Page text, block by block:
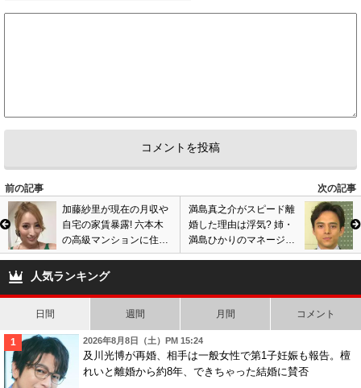
前の記事
次の記事
加藤紗里が現在の月収や
自宅の家賃暴露! 六本木
の高級マンションに住め
る理由、パトロン(パパ)
の存在が判明?
満島真之介がスピード離
婚した理由は浮気? 姉・
満島ひかりのマネージャ
ーと結婚3年未満で別
人気ランキング
日間 週間 月間 コメント
2026年8月8日（土）PM 15:24
及川光博が再婚、相手は一般女性で第1子妊娠も報告。檀
れいと離婚から約8年、できちゃった結婚に賛否